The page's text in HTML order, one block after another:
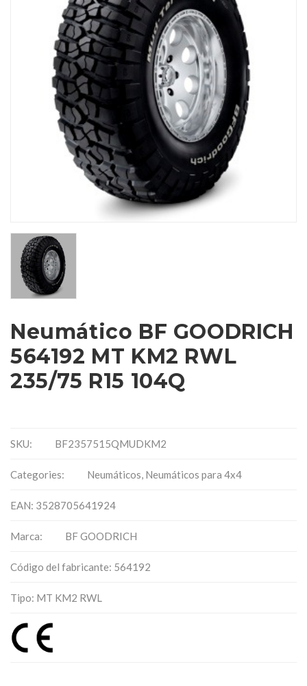
Neumático BF GOODRICH
564192 MT KM2 RWL
235/75 R15 104Q
SKU: BF2357515QMUDKM2
Categories: Neumáticos, Neumáticos para 4x4
EAN: 3528705641924
Marca: BF GOODRICH
Código del fabricante: 564192
Tipo: MT KM2 RWL